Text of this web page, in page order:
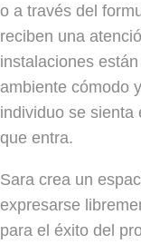
o a través del
reciben una
instalaciones
ambiente cómodo
individuo se sienta
que entra.
Sara crea un
expresarse
para el éxito del